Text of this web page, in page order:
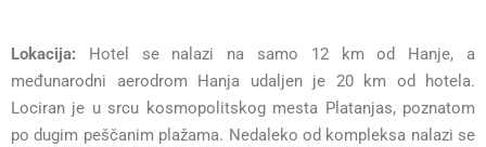
Lokacija:
Hotel se nalazi na samo 12 km od Hanje, a
međunarodni aerodrom Hanja udaljen je 20 km od hotela.
Lociran je u srcu kosmopolitskog mesta Platanjas, poznatom
po dugim peščanim plažama. Nedaleko od kompleksa nalazi se